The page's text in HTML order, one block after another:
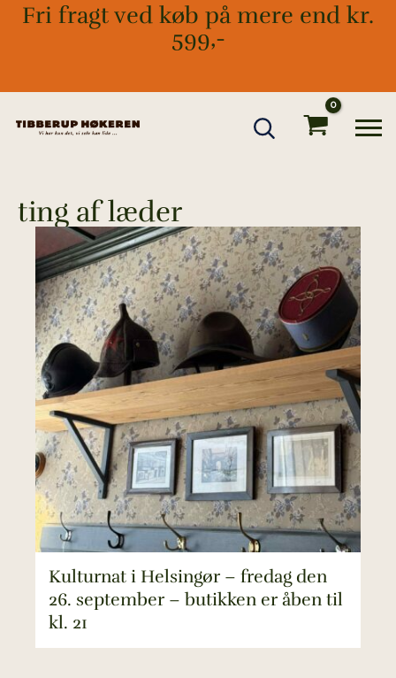
Fri fragt ved køb på mere end kr.
599,-
ting af læder
Kulturnat i Helsingør – fredag den
26. september – butikken er åben til
kl. 21